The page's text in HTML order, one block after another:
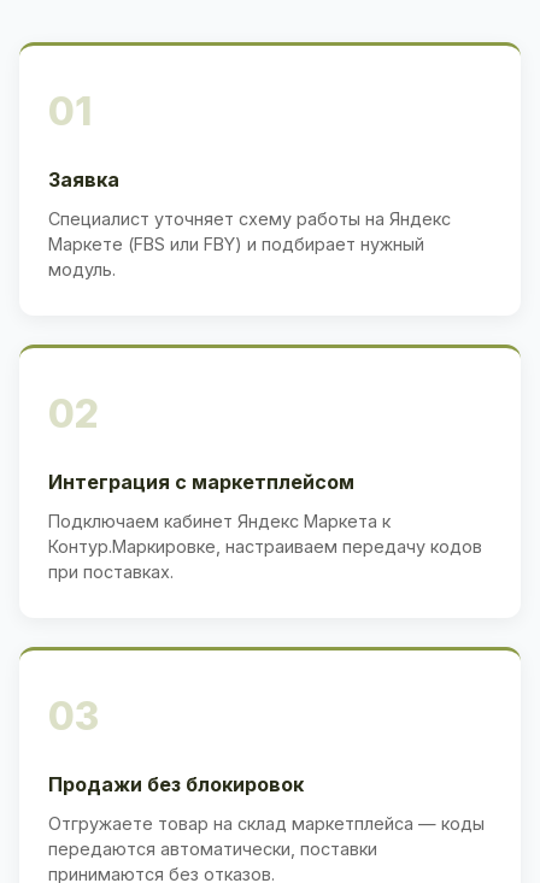
01
Заявка
Специалист уточняет схему работы на Яндекс
Маркете (FBS или FBY) и подбирает нужный
модуль.
02
Интеграция с маркетплейсом
Подключаем кабинет Яндекс Маркета к
Контур.Маркировке, настраиваем передачу кодов
при поставках.
03
Продажи без блокировок
Отгружаете товар на склад маркетплейса — коды
передаются автоматически, поставки
принимаются без отказов.